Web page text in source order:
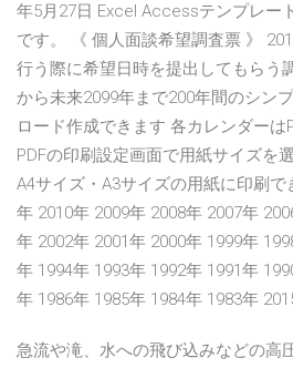
年5月27日 Excel Accessテンプレー
です。 《 個人面談希望調査票 》
行う際に希望日時を提出してもらう
から未来2099年まで200年間のシン
ロード作成できます 各カレンダーは
PDFの印刷設定画面で用紙サイズを
A4サイズ・A3サイズの用紙に印刷で
年 2010年 2009年 2008年 2007年
年 2002年 2001年 2000年 1999年
年 1994年 1993年 1992年 1991年
年 1986年 1985年 1984年 1983年
急流や滝、水への飛び込みなどの高